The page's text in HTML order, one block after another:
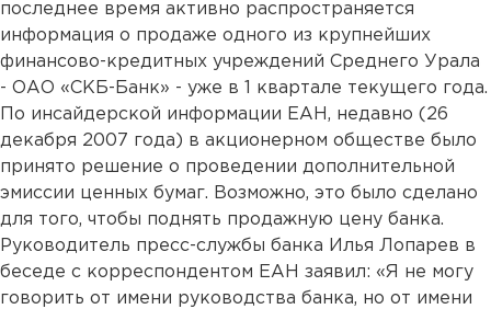
последнее время активно распространяется
информация о продаже одного из крупнейших
финансово-кредитных учреждений Среднего Урала
- ОАО «СКБ-Банк» - уже в 1 квартале текущего года.
По инсайдерской информации ЕАН, недавно (26
декабря 2007 года) в акционерном обществе было
принято решение о проведении дополнительной
эмиссии ценных бумаг. Возможно, это было сделано
для того, чтобы поднять продажную цену банка.
Руководитель пресс-службы банка Илья Лопарев в
беседе с корреспондентом ЕАН заявил: «Я не могу
говорить от имени руководства банка, но от имени